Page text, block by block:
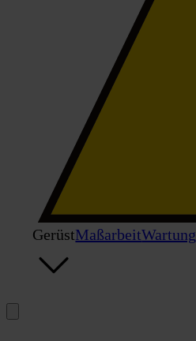
GerüstMaßarbeitWartung